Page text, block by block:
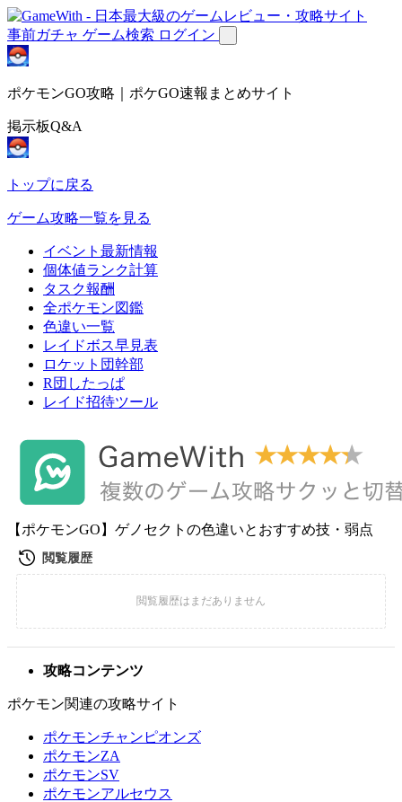
事前ガチャ ゲーム検索 ログイン
ポケモンGO攻略｜ポケGO速報まとめサイト
掲示板Q&A
トップに戻る
ゲーム攻略一覧を見る
イベント最新情報
個体値ランク計算
タスク報酬
全ポケモン図鑑
色違い一覧
レイドボス早見表
ロケット団幹部
R団したっぱ
レイド招待ツール
【ポケモンGO】ゲノセクトの色違いとおすすめ技・弱点
攻略コンテンツ
ポケモン関連の攻略サイト
ポケモンチャンピオンズ
ポケモンZA
ポケモンSV
ポケモンアルセウス